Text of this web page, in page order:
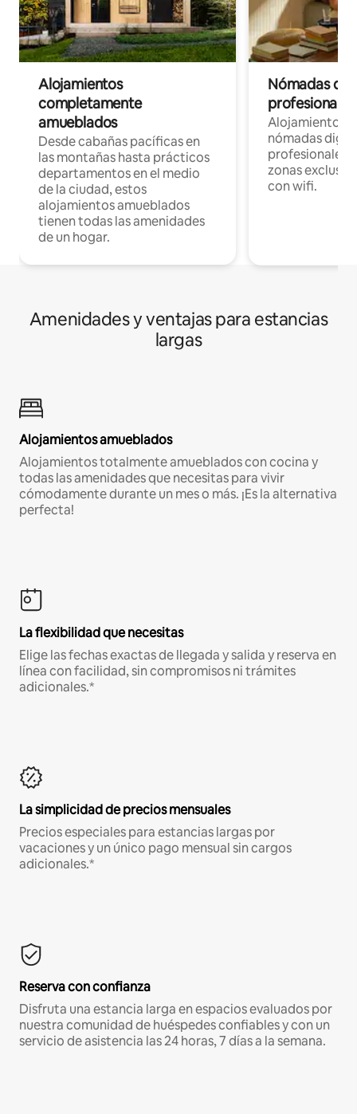
Alojamientos
completamente
amueblados
Desde cabañas pacíficas en
las montañas hasta prácticos
departamentos en el medio
de la ciudad, estos
alojamientos amueblados
tienen todas las amenidades
de un hogar.
Nómadas
Alojamientos
nómadas
profesionales
zonas
con wifi.
Amenidades y ventajas para estancias
largas
Alojamientos amueblados
Alojamientos totalmente amueblados con cocina y
todas las amenidades que necesitas para vivir
cómodamente durante un mes o más. ¡Es la alternativa
perfecta!
La flexibilidad que necesitas
Elige las fechas exactas de llegada y salida y reserva en
línea con facilidad, sin compromisos ni trámites
adicionales.*
La simplicidad de precios mensuales
Precios especiales para estancias largas por
vacaciones y un único pago mensual sin cargos
adicionales.*
Reserva con confianza
Disfruta una estancia larga en espacios evaluados por
nuestra comunidad de huéspedes confiables y con un
servicio de asistencia las 24 horas, 7 días a la semana.